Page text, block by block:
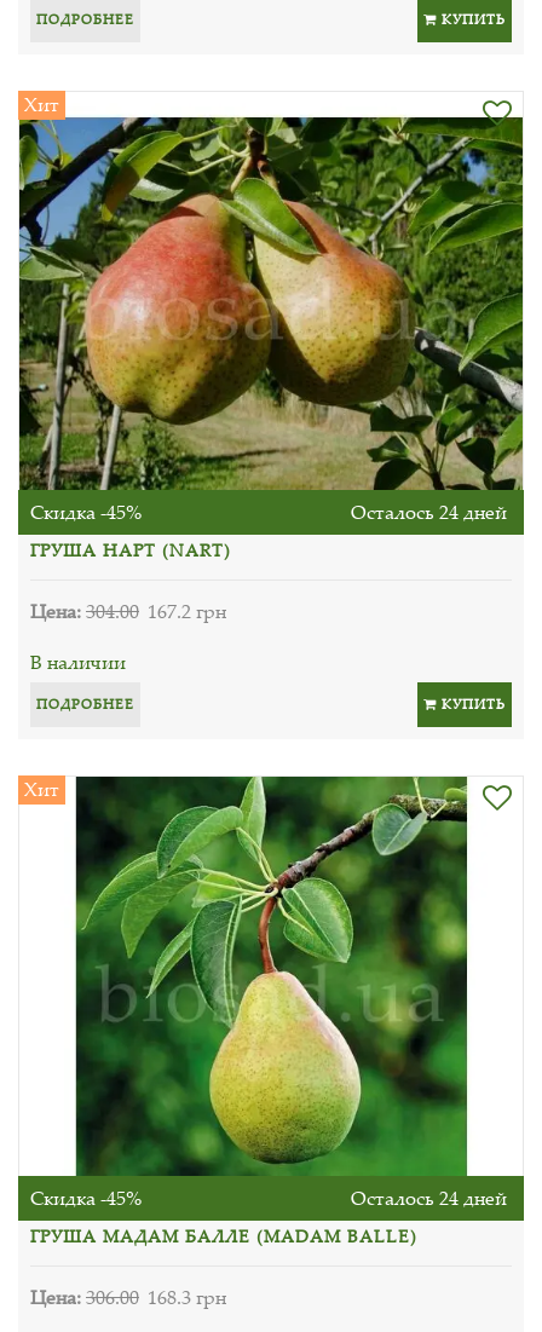
ПОДРОБНЕЕ КУПИТЬ
Хит
Скидка -45% Осталось 24 дней
ГРУША НАРТ (NART)
Цена:304.00 167.2 грн
В наличии
ПОДРОБНЕЕ КУПИТЬ
Хит
Скидка -45% Осталось 24 дней
ГРУША МАДАМ БАЛЛЕ (MADAM BALLE)
Цена:306.00 168.3 грн